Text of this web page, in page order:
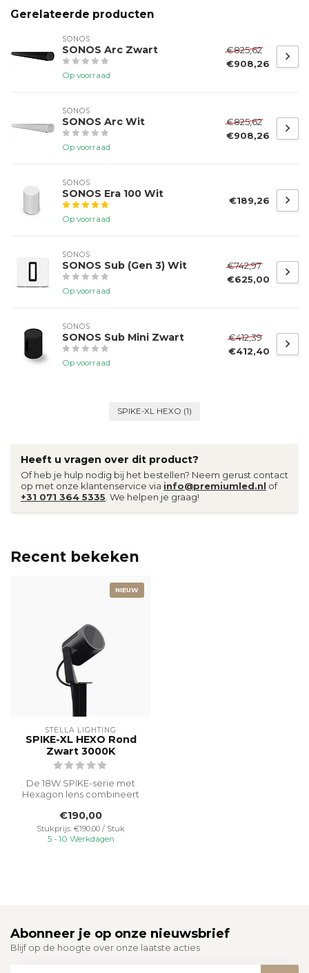
Gerelateerde producten
SONOS
SONOS Arc Zwart
Op voorraad
€825,62
€908,26
SONOS
SONOS Arc Wit
Op voorraad
€825,62
€908,26
SONOS
SONOS Era 100 Wit
Op voorraad
€189,26
SONOS
SONOS Sub (Gen 3) Wit
Op voorraad
€742,97
€625,00
SONOS
SONOS Sub Mini Zwart
Op voorraad
€412,39
€412,40
SPIKE-XL HEXO (1)
Heeft u vragen over dit product?
Of heb je hulp nodig bij het bestellen? Neem gerust contact
op met onze klantenservice via info@premiumled.nl of
+31 071 364 5335 . We helpen je graag!
Recent bekeken
NIEUW
STELLA LIGHTING
SPIKE-XL HEXO Rond
Zwart 3000K
De 18W SPIKE-serie met
Hexagon lens combineert
modern d...
€190,00
Stukprijs: €190,00 / Stuk
5 - 10 Werkdagen
Abonneer je op onze nieuwsbrief
Blijf op de hoogte over onze laatste acties